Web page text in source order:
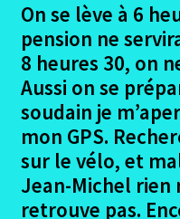
Le Projet camino
Les Participants
Le Trajet chemin
Irun – Zumia
Zumia – Luzana
On se lève à 6
pension ne
8 heures 30, on
Aussi on se
soudain je
mon GPS.
sur le vélo, et
Jean-Michel rien
retrouve pas.